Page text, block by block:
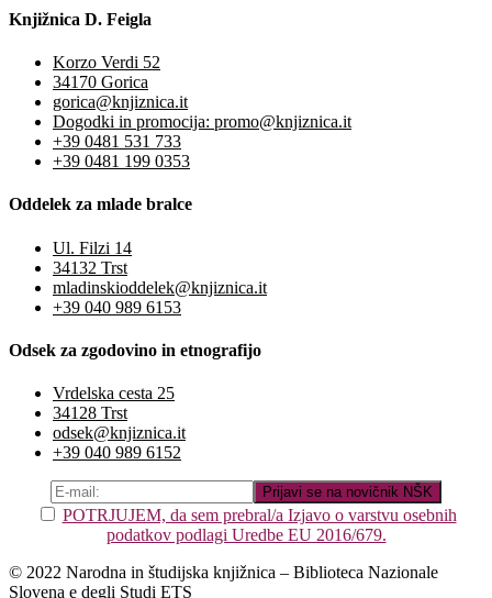
Knjižnica D. Feigla
Korzo Verdi 52
34170 Gorica
gorica@knjiznica.it
Dogodki in promocija: promo@knjiznica.it
+39 0481 531 733
+39 0481 199 0353
Oddelek za mlade bralce
Ul. Filzi 14
34132 Trst
mladinskioddelek@knjiznica.it
+39 040 989 6153
Odsek za zgodovino in etnografijo
Vrdelska cesta 25
34128 Trst
odsek@knjiznica.it
+39 040 989 6152
POTRJUJEM, da sem prebral/a Izjavo o varstvu osebnih
podatkov podlagi Uredbe EU 2016/679.
© 2022 Narodna in študijska knjižnica – Biblioteca Nazionale
Slovena e degli Studi ETS